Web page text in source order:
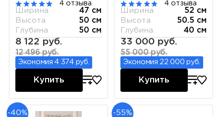
4 отзыва
Ширина
47 см
Высота
50 см
Глубина
50 см
8 122 руб.
12 496 руб.
Экономия 4 374 руб.
Купить
4 отзыва
Ширина
52 см
Высота
50.5 см
Глубина
40 см
33 000 руб.
55 000 руб.
Экономия 22 000 руб.
Купить
-40% -55%